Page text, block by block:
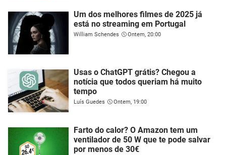
Um dos melhores filmes de 2025 já
está no streaming em Portugal
William Schendes Ontem, 20:00
Usas o ChatGPT grátis? Chegou a
notícia que todos queriam há muito
tempo
Luís Guedes Ontem, 19:00
Farto do calor? O Amazon tem um
ventilador de 50 W que te pode salvar
por menos de 30€